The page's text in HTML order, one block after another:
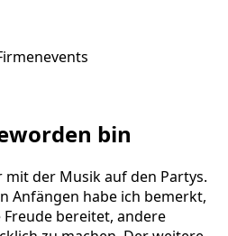
bin
der Musik auf den Partys.
Anfängen habe ich bemerkt,
bereitet, andere